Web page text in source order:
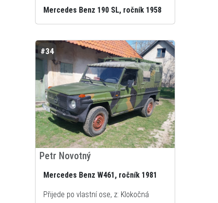
Mercedes Benz 190 SL, ročník 1958
#34
Petr Novotný
Mercedes Benz W461, ročník 1981
Přijede po vlastní ose, z: Klokočná